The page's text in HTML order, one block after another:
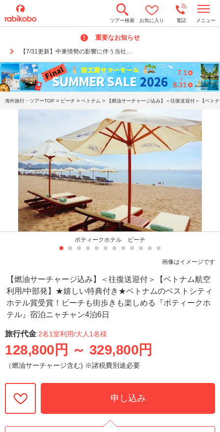
ツアー検索 お気に入り 電話 メニュー
重要なお知らせ
【7/31更新】中東情勢の影響に伴う当社…
o
n
a
v
i
g
a
t
海外旅行・ツアーTOP > ビーチ > ベトナム > 【燃油サーチャージ込み】＜往復送迎付＞【ベ
ポティークホテル ビーチ
画像はイメージです
【燃油サーチャージ込み】＜往復送迎付＞【ベトナム航空
利用/中部発】★嬉しい特典付き★ベトナムのベストシティ
ホテル賞受賞！ビーチも街歩きも楽しめる『ポティークホ
テル』宿泊ニャチャン4泊6日
旅行代金 2名1室利用/大人1名様
128,800円 ～ 329,800円
（燃油サーチャージ含む) ※諸税費別途必要
申し込み